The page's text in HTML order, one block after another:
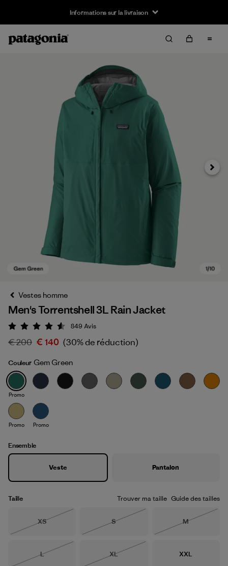
Informations sur la livraison
Gem Green
Vestes homme
Men's Torrentshell 3L Rain Jacket
Évaluation: 4.6 / 5
849 Avis
€ 200 € 140 (30% de réduction)
Couleur Gem Green
Promo
Promo Promo
Ensemble
Veste Pantalon
Taille Trouver ma taille Guide des tailles
Taille
XS
Taille
S
Taille
M
Taille
L
Taille
XL
Taille
XXL